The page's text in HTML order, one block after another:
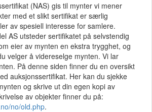
(NAS) gis til mynter vi mener
med et slikt sertifikat er særlig
av spesiell interesse for samlere.
AS utsteder sertifikatet på selvstendig
eier av mynten en ekstra trygghet, og
velger å videreselge mynten. Vi lar
På denne siden finner du en oversikt
auksjonssertifikat. Her kan du sjekke
og skrive ut din egen kopi av
av objekter finner du på:
no/old.php.